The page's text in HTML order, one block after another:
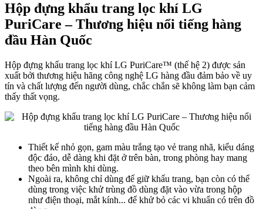
Hộp đựng khẩu trang lọc khí LG
PuriCare – Thương hiệu nổi tiếng hàng
đầu Hàn Quốc
Hộp đựng khẩu trang lọc khí LG PuriCare™ (thế hệ 2) được sản
xuất bởi thương hiệu hãng công nghệ LG hàng đầu đảm bảo về uy
tín và chất lượng đến người dùng, chắc chắn sẽ không làm bạn cảm
thấy thất vọng.
Thiết kế nhỏ gọn, gam màu trắng tạo vẻ trang nhã, kiểu dáng
độc đáo, dễ dàng khi đặt ở trên bàn, trong phòng hay mang
theo bên mình khi dùng.
Ngoài ra, không chỉ dùng để giữ khẩu trang, bạn còn có thể
dùng trong việc khử trùng đồ dùng đặt vào vừa trong hộp
như điện thoại, mắt kính... để khử bỏ các vi khuẩn có trên đồ